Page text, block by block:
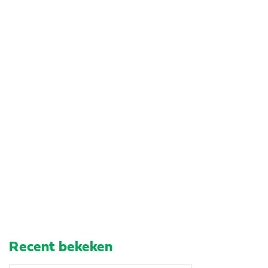
Recent bekeken